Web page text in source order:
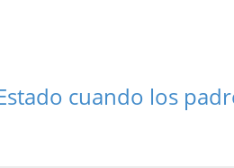
cuando los